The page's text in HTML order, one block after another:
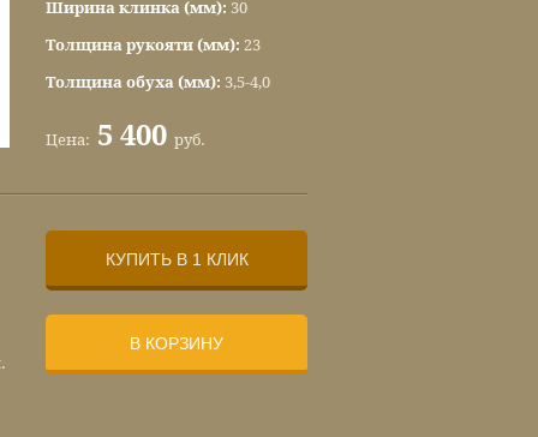
Ширина клинка (мм): 30
Толщина рукояти (мм): 23
Толщина обуха (мм): 3,5-4,0
Цена: 5 400 руб.
КУПИТЬ В 1 КЛИК
В КОРЗИНУ